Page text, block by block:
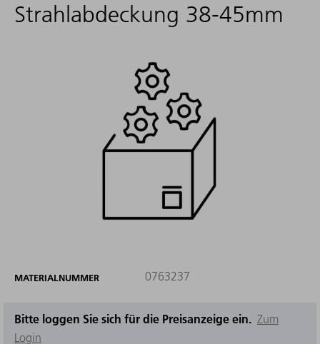
Strahlabdeckung 38-45mm
MATERIALNUMMER 0763237
Bitte loggen Sie sich für die Preisanzeige ein. Zum
Login